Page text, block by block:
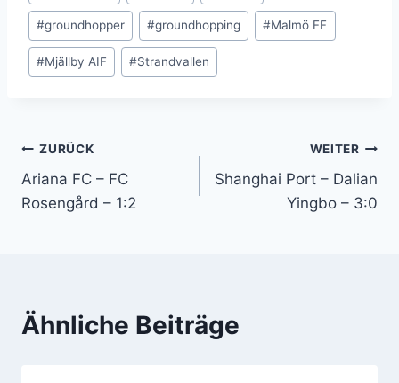
#groundhopper #groundhopping #Malmö FF
#Mjällby AIF #Strandvallen
Beitragsnavigation
ZURÜCK
Ariana FC – FC
Rosengård – 1:2
WEITER
Shanghai Port – Dalian
Yingbo – 3:0
Ähnliche Beiträge